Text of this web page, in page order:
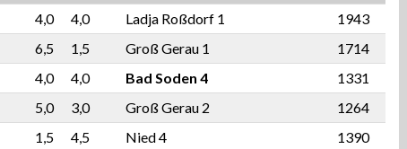
4,0 4,0 Ladja Roßdorf 1
1943
6,5 1,5 Groß Gerau 1
1714
4,0 4,0 Bad Soden 4
1331
5,0 3,0 Groß Gerau 2
1264
1,5 4,5 Nied 4
1390